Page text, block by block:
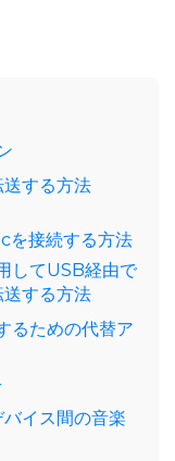
する方法
接続する方法
てUSB経由で
する方法
るための代替ア
イス間の音楽